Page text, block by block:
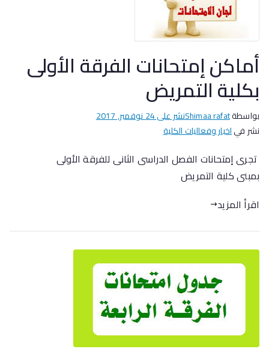
أماكن إمتحانات الفرقة الأولى
بكلية التمريض
بواسطةShimaa rafatنشر على24 نوفمبر, 2017
نشر فياخبار وفعاليات الكلية
تجرى إمتحانات الفصل الدراسى الثانى للفرقة الأولى
بمبنى كلية التمريض
اقرأ المزيد